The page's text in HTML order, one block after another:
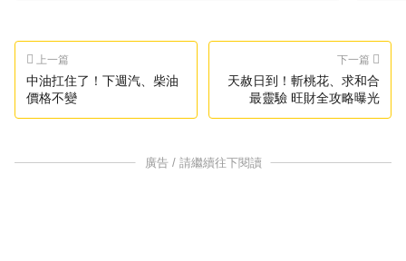
上一篇
中油扛住了！下週汽、柴油
價格不變
下一篇
天赦日到！斬桃花、求和合
最靈驗 旺財全攻略曝光
廣告 / 請繼續往下閱讀